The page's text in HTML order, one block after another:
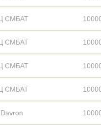
СМБАТ
СМБАТ
СМБАТ
СМБАТ